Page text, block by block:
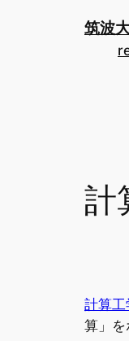
筑波
計
計算
算」を